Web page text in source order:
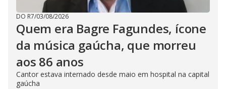
DO R7/03/08/2026
Quem era Bagre Fagundes, ícone
da música gaúcha, que morreu
aos 86 anos
Cantor estava internado desde maio em hospital na capital
gaúcha